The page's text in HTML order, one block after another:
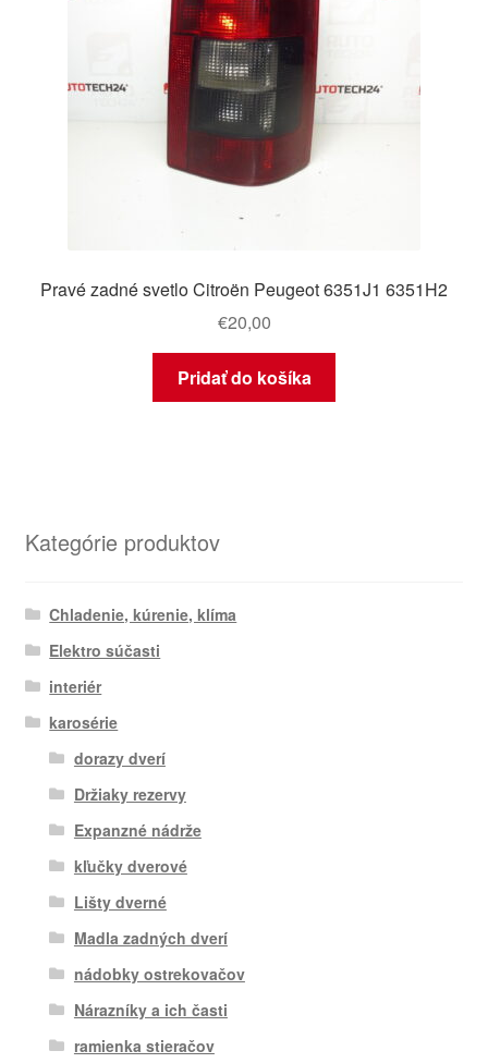
Pravé zadné svetlo Citroën Peugeot 6351J1 6351H2
€20,00
Pridať do košíka
Kategórie produktov
Chladenie, kúrenie, klíma
Elektro súčasti
interiér
karosérie
dorazy dverí
Držiaky rezervy
Expanzné nádrže
kľučky dverové
Lišty dverné
Madla zadných dverí
nádobky ostrekovačov
Nárazníky a ich časti
ramienka stieračov